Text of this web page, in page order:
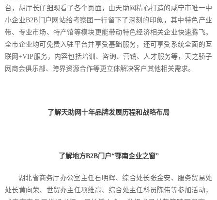
台，胡厅长仔细观看了各个页面，由天助网精心打造的咸宁市唯一中
小企业B2B门户网站给考察团一行留下了深刻的印象，其中特色产业
带、专业市场、特产馆等模块更能带动特色经济相关企业快速腾飞。
全市企业均可免费入驻平台并享受基础服务，还可享受系统全面的互
联网+VIP 服务，内容包括培训、咨询、营销、人才服务等，天之骄子
网商会俱乐部、跨界资源合作等更立体解决客户其他相关需求。
了解天助网十年品牌发展历程和战略布局
了解地方B2B门户“鄂南企业之窗”
湖北省商务厅办公室主任石明辉、综合处长张金安、服务贸易处
处长黄向荣、世贸办主任项维高、综合处主任科员陈伟等参加活动，